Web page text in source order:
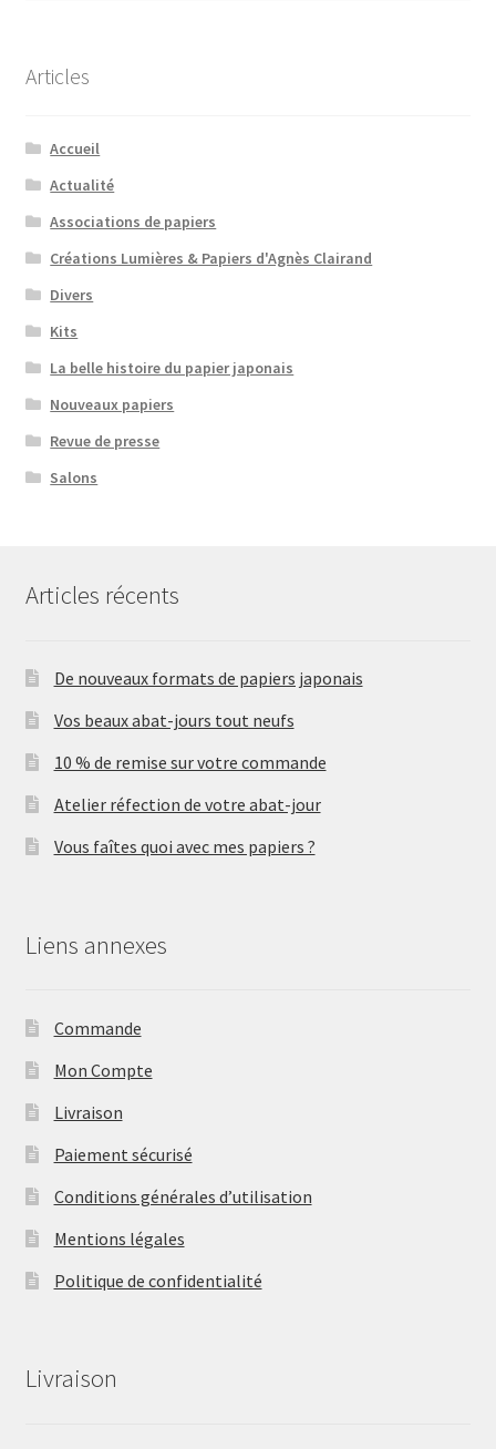
Articles
Accueil
Actualité
Associations de papiers
Créations Lumières & Papiers d'Agnès Clairand
Divers
Kits
La belle histoire du papier japonais
Nouveaux papiers
Revue de presse
Salons
Articles récents
De nouveaux formats de papiers japonais
Vos beaux abat-jours tout neufs
10 % de remise sur votre commande
Atelier réfection de votre abat-jour
Vous faîtes quoi avec mes papiers ?
Liens annexes
Commande
Mon Compte
Livraison
Paiement sécurisé
Conditions générales d’utilisation
Mentions légales
Politique de confidentialité
Livraison